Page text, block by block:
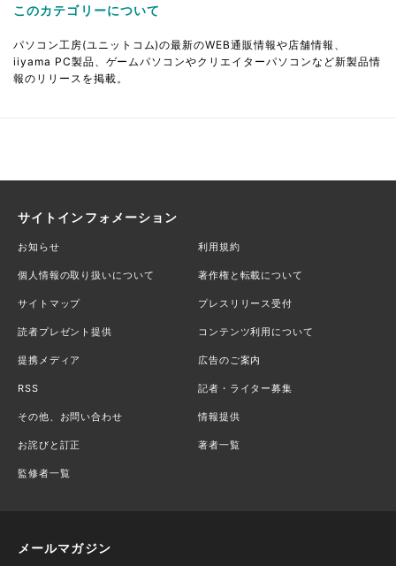
このカテゴリーについて
パソコン工房(ユニットコム)の最新のWEB通販情報や店舗情報、
iiyama PC製品、ゲームパソコンやクリエイターパソコンなど新製品情
報のリリースを掲載。
サイトインフォメーション
お知らせ 利用規約
個人情報の取り扱いについて 著作権と転載について
サイトマップ プレスリリース受付
読者プレゼント提供 コンテンツ利用について
提携メディア 広告のご案内
RSS 記者・ライター募集
その他、お問い合わせ 情報提供
お詫びと訂正 著者一覧
監修者一覧
メールマガジン